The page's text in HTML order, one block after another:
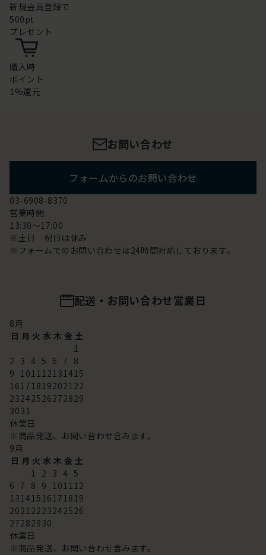
新規会員登録で
500pt
プレゼント
購入時
ポイント
1%還元
お問い合わせ
フォームからのお問い合わせ
03-6908-8370
営業時間
13:30～17:00
※土日 祝日は休み
※フォームでのお問い合わせは24時間対応しております。
配送・お問い合わせ営業日
8月
日 月 火 水 木 金 土
1
2 3 4 5 6 7 8
9 101112131415
16171819202122
23242526272829
3031
休業日
※商品発送、お問い合わせ含みます。
9月
日 月 火 水 木 金 土
1 2 3 4 5
6 7 8 9 101112
13141516171819
20212223242526
27282930
休業日
※商品発送、お問い合わせ含みます。